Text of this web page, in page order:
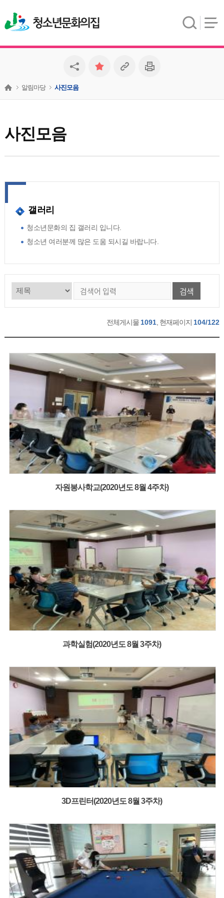
청소년문화의집
사진모음
알림마당 사진모음
갤러리
청소년문화의 집 갤러리 입니다.
청소년 여러분께 많은 도움 되시길 바랍니다.
검색
전체게시물 1091 , 현재페이지 104/122
자원봉사학교(2020년도 8월 4주차)
과학실험(2020년도 8월 3주차)
3D프린터(2020년도 8월 3주차)